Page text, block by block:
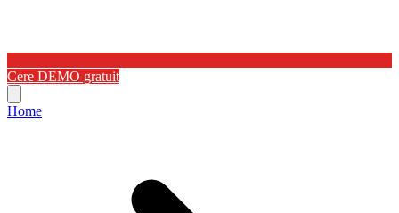
Cere DEMO gratuit
Home